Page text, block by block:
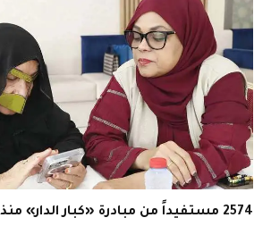
2574 مستفيداً من مبادرة «كبار الدار» منذ إطلاقها في دبي